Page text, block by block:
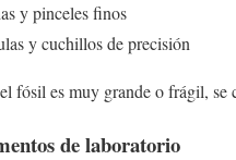
y pinceles finos
y cuchillos de precisión
fósil es muy grande o frágil, se
de laboratorio